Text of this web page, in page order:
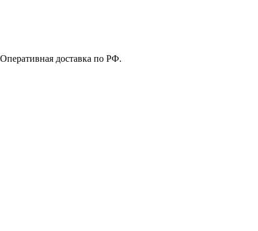
доставка по РФ.